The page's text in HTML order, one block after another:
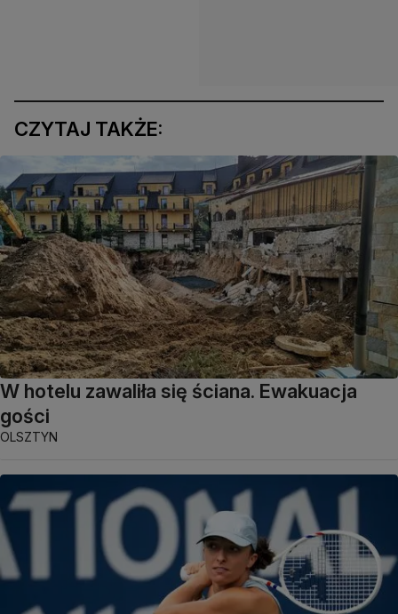
CZYTAJ TAKŻE:
W hotelu zawaliła się ściana. Ewakuacja
gości
OLSZTYN